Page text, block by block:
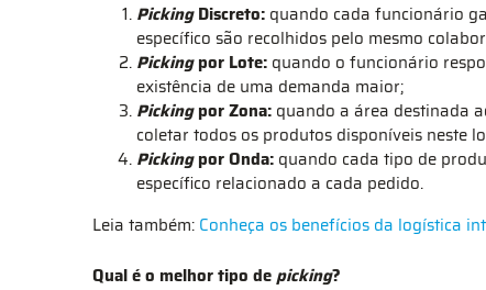
PickingDiscreto: quando cada funcionário
específico são recolhidos pelo mesmo
Pickingpor Lote: quando o funcionário
existência de uma demanda maior;
Pickingpor Zona: quando a área destinada
coletar todos os produtos disponíveis neste
Pickingpor Onda: quando cada tipo de
específico relacionado a cada pedido.
Leia também: Conheça os benefícios da logística
Qual é o melhor tipo depicking?